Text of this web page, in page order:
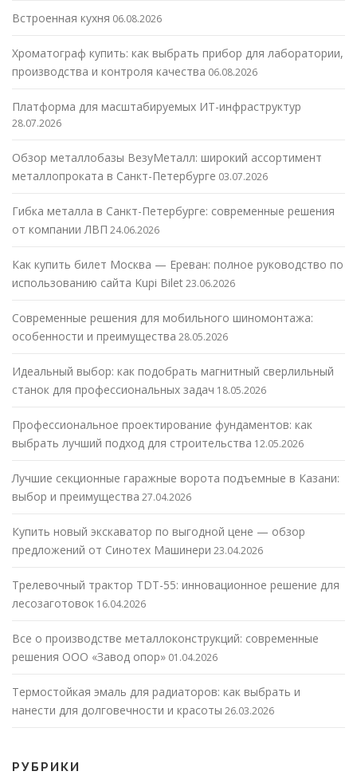
Встроенная кухня 06.08.2026
Хроматограф купить: как выбрать прибор для лаборатории,
производства и контроля качества 06.08.2026
Платформа для масштабируемых ИТ-инфраструктур
28.07.2026
Обзор металлобазы ВезуМеталл: широкий ассортимент
металлопроката в Санкт-Петербурге 03.07.2026
Гибка металла в Санкт-Петербурге: современные решения
от компании ЛВП 24.06.2026
Как купить билет Москва — Ереван: полное руководство по
использованию сайта Kupi Bilet23.06.2026
Современные решения для мобильного шиномонтажа:
особенности и преимущества 28.05.2026
Идеальный выбор: как подобрать магнитный сверлильный
станок для профессиональных задач 18.05.2026
Профессиональное проектирование фундаментов: как
выбрать лучший подход для строительства 12.05.2026
Лучшие секционные гаражные ворота подъемные в Казани:
выбор и преимущества 27.04.2026
Купить новый экскаватор по выгодной цене — обзор
предложений от Синотех Машинери 23.04.2026
Трелевочный трактор TDT-55: инновационное решение для
лесозаготовок 16.04.2026
Все о производстве металлоконструкций: современные
решения ООО «Завод опор» 01.04.2026
Термостойкая эмаль для радиаторов: как выбрать и
нанести для долговечности и красоты 26.03.2026
РУБРИКИ